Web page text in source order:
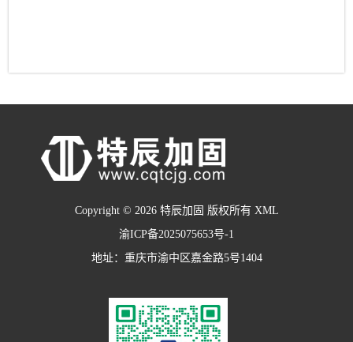
Copyright © 2026 特辰加固 版权所有 XML
渝ICP备2025075653号-1
地址：重庆市渝中区嘉金路5号1404